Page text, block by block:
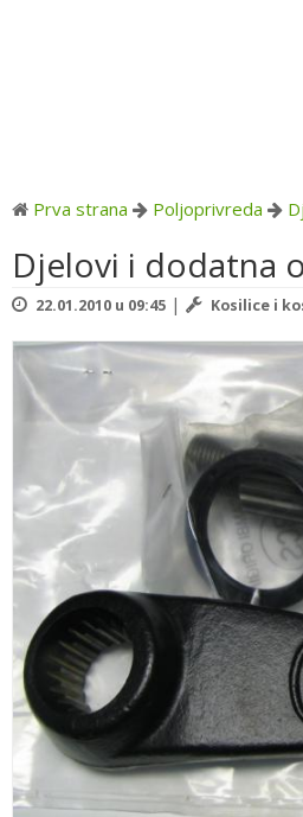
Prva strana Poljoprivreda
Djelovi i dodatna
22.01.2010 u 09:45 | Kosilice i